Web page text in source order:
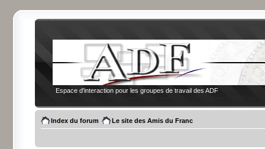
Espace d'interaction pour les groupes de travail des ADF
Index du forum Le site des Amis du Franc